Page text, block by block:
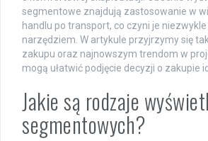
segmentowe znajdują zastosowanie w
handlu po transport, co czyni je
narzędziem. W artykule przyjrzymy się
zakupu oraz najnowszym trendom w
mogą ułatwić podjęcie decyzji o zakupie
Jakie są rodzaje
segmentowych?